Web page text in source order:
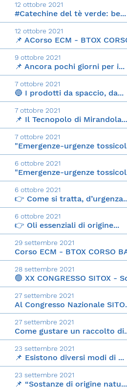
12 ottobre 2021
#Catechine del tè verde: be...
12 ottobre 2021
📌 ACorso ECM - BTOX
9 ottobre 2021
📌 Ancora pochi giorni per i...
7 ottobre 2021
🔵 I prodotti da spaccio, da...
7 ottobre 2021
📌 Il Tecnopolo di Mirandola...
7 ottobre 2021
"Emergenze-urgenze
6 ottobre 2021
"Emergenze-urgenze
6 ottobre 2021
👉 Come si tratta,
6 ottobre 2021
👉 Oli essenziali di origine...
29 settembre 2021
Corso ECM - BTOX CORSO
28 settembre 2021
🟢 XX CONGRESSO SITOX -
27 settembre 2021
Al Congresso Nazionale
27 settembre 2021
Come gustare un raccolto
23 settembre 2021
📌 Esistono diversi modi di ...
23 settembre 2021
📌 “Sostanze di origine natu...